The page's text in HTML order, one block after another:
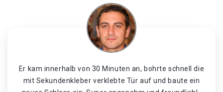
Er kam innerhalb von 30 Minuten an, bohrte schnell die
mit Sekundenkleber verklebte Tür auf und baute ein